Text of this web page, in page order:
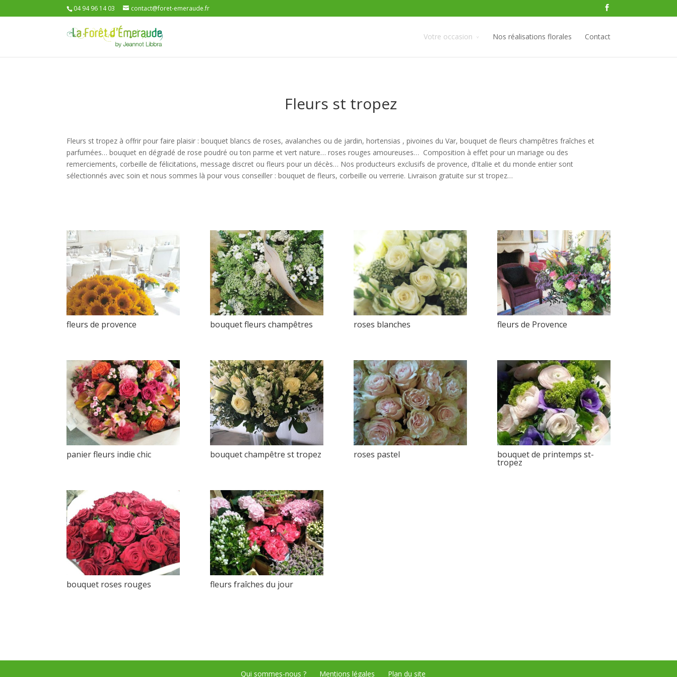
04 94 96 14 03 contact@foret-emeraude.fr
Votre occasion Nos réalisations florales Contact
Fleurs st tropez
Fleurs st tropez à offrir pour faire plaisir : bouquet blancs de roses, avalanches ou de jardin, hortensias , pivoines du Var, bouquet de fleurs champêtres fraîches et
parfumées… bouquet en dégradé de rose poudré ou ton parme et vert nature… roses rouges amoureuses… Composition à effet pour un mariage ou des
remerciements, corbeille de félicitations, message discret ou fleurs pour un décès… Nos producteurs exclusifs de provence, d’Italie et du monde entier sont
sélectionnés avec soin et nous sommes là pour vous conseiller : bouquet de fleurs, corbeille ou verrerie. Livraison gratuite sur st tropez…
fleurs de provence bouquet fleurs champêtres roses blanches fleurs de Provence
panier fleurs indie chic bouquet champêtre st tropez roses pastel bouquet de printemps st-
tropez
bouquet roses rouges fleurs fraîches du jour
Qui sommes-nous ? Mentions légales Plan du site